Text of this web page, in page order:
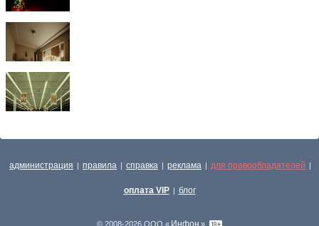
администрация | правила | справка | реклама | для правообладателей |
оплата VIP | блог
© 2008-2026 ООО « Инфон »